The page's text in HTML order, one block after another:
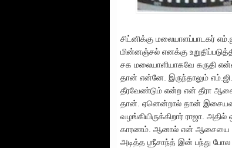
சிட்னிக்கு மலையாளப்பாடகர்
மின்னஞ்சல் எனக்கு
சக மலையாளியாகவே கருதி
தான் என்னே. இருந்தாலும்
தீரவேண்டும் என்ற என் தீரா
தான். ஏனென்றால் தான்
வழங்கியிருக்கிறார் ராஜா.
காரணம். ஆனால் என் ஆசையை
அடித்த ஶ்ரீசாந்த் இன் பந்து